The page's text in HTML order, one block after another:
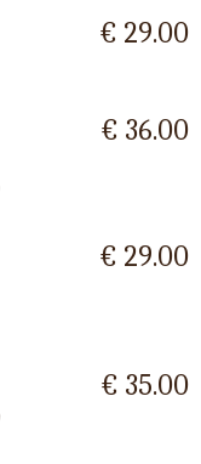
€ 29.00
€ 36.00
€ 29.00
€ 35.00